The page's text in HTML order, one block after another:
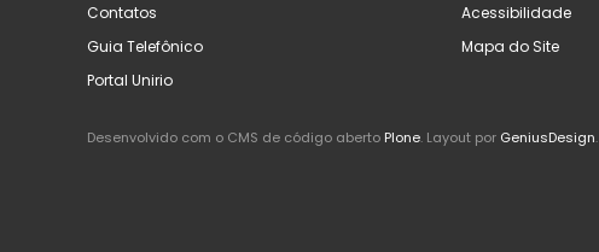
Contatos
Guia Telefônico
Portal Unirio
Acessibilidade
Mapa do Site
Desenvolvido com o CMS de código aberto Plone. Layout por GeniusDesign.